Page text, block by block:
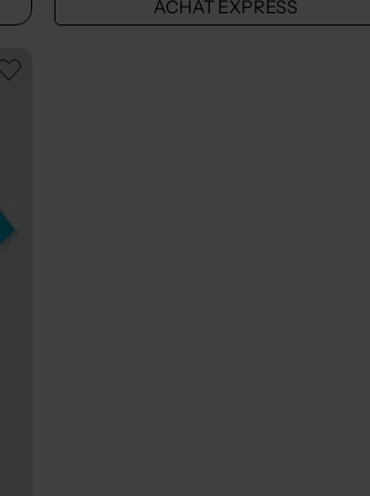
ACHAT EXPRESS